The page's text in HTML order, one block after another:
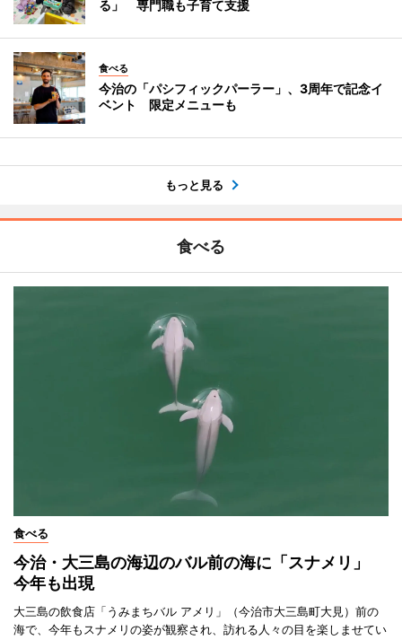
る」 専門職も子育て支援
食べる
今治の「パシフィックパーラー」、3周年で記念イ
ベント 限定メニューも
もっと見る
食べる
食べる
今治・大三島の海辺のバル前の海に「スナメリ」
今年も出現
大三島の飲食店「うみまちバル アメリ」（今治市大三島町大見）前の
海で、今年もスナメリの姿が観察され、訪れる人々の目を楽しませてい